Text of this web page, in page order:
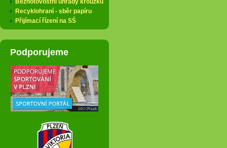
Bezhotovostní úhrady kroužků
Recyklohraní - sběr papíru
Přijímací řízení na SŠ
Podporujeme